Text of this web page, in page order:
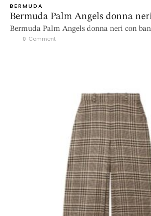
BERMUDA
Bermuda Palm Angels donna
Bermuda Palm Angels donna neri con
0 Comment